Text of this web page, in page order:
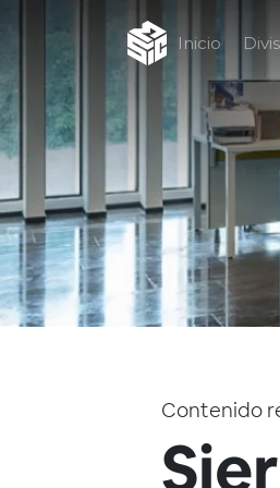
Inicio
Contenido